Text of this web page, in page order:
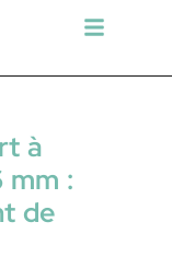
à
mm :
de